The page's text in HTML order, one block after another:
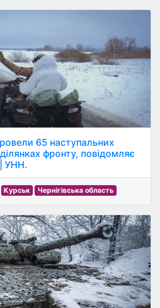
65 наступальних
фронту, повідомляє
УНН.
Курськ Чернігівська область